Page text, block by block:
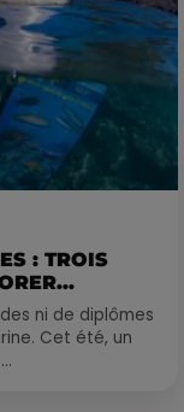
: TROIS
ni de diplômes
Cet été, un